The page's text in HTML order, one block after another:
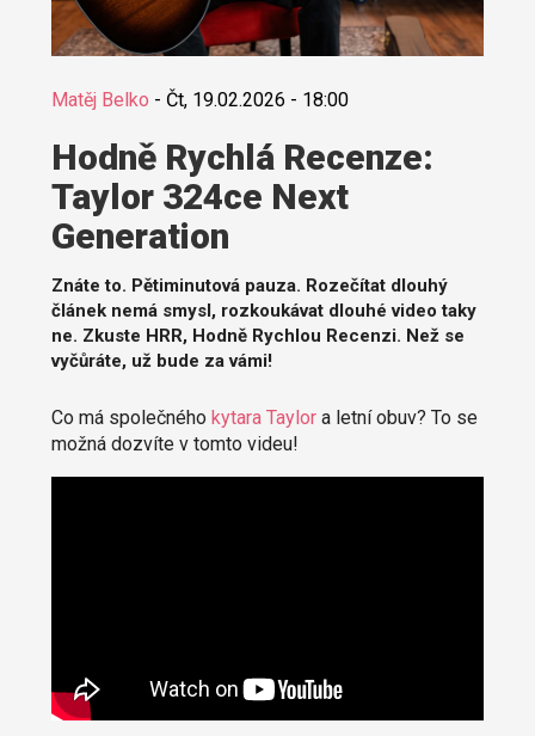
Matěj Belko - Čt, 19.02.2026 - 18:00
Hodně Rychlá Recenze:
Taylor 324ce Next
Generation
Znáte to. Pětiminutová pauza. Rozečítat dlouhý
článek nemá smysl, rozkoukávat dlouhé video taky
ne. Zkuste HRR, Hodně Rychlou Recenzi. Než se
vyčůráte, už bude za vámi!
Co má společného kytara Taylora letní obuv? To se
možná dozvíte v tomto videu!